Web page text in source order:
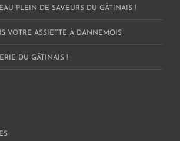
PLEIN DE SAVEURS DU GÂTINAIS !
VOTRE ASSIETTE À DANNEMOIS
DU GÂTINAIS !